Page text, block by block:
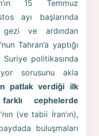
15 Temmuz
ayı başlarında
gezi ve ardından
Tahran’a yaptığı
politikasında
sorusunu akla
patlak verdiği ilk
cephelerde
(ve tabii İran’ın),
buluşmaları